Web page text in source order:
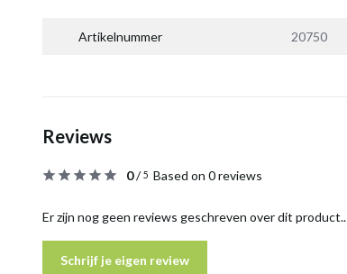
Artikelnummer 20750
Reviews
0/5 Based on 0 reviews
Er zijn nog geen reviews geschreven over dit product..
Schrijf je eigen review